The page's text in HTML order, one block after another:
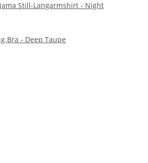
Still-Langarmshirt - Night